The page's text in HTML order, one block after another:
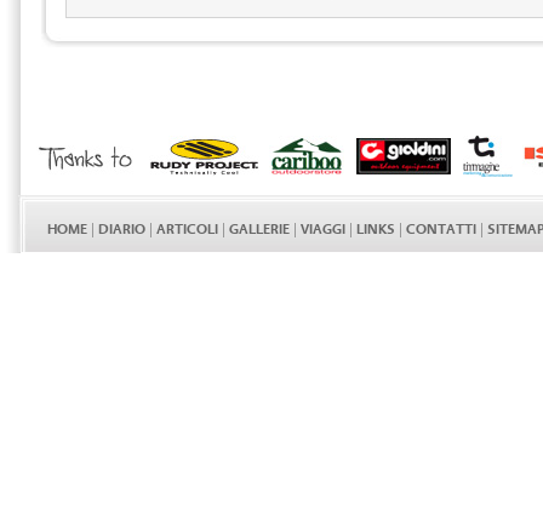
HOME | DIARIO | ARTICOLI | GALLERIE | VIAGGI | LINKS | CONTATTI | SITEMAP